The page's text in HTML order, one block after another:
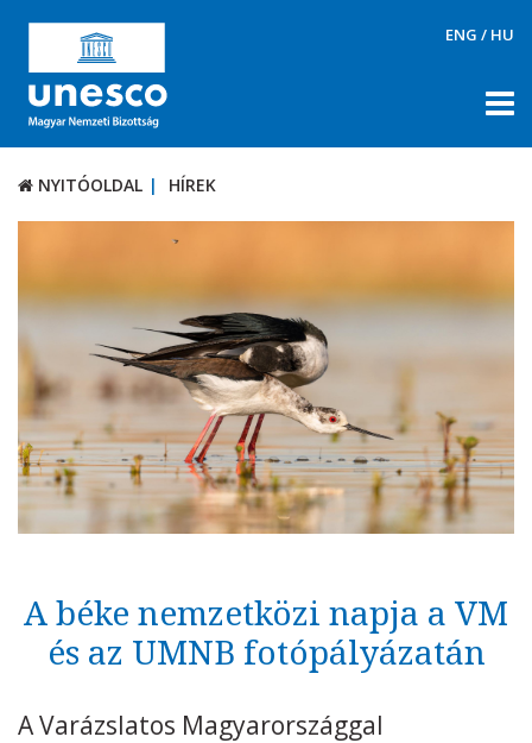
ENG / HU
NYITÓOLDAL HÍREK
TÉMÁK
DOKUMENTUMTÁR
PÁLYÁZATOK / DÍJAK
KAPCSOLAT
Technikai információk
RSS
NYITÓOLDAL HÍREK
A béke nemzetközi napja a VM
és az UMNB fotópályázatán
A Varázslatos Magyarországgal